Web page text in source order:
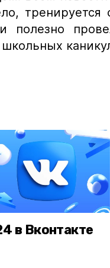
тренируется
в Вконтакте